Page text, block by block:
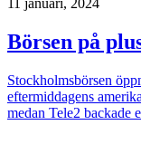
11 januari, 2024
Börsen på
Stockholmsbörsen
eftermiddagens
medan Tele2 backade